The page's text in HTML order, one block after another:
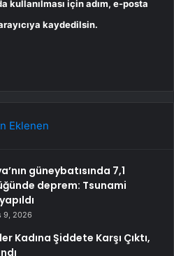
kullanılması için adım, e-posta
kaydedilsin.
Eklenen
güneybatısında 7,1
deprem: Tsunami
9, 2026
Kadına Şiddete Karşı Çıktı,